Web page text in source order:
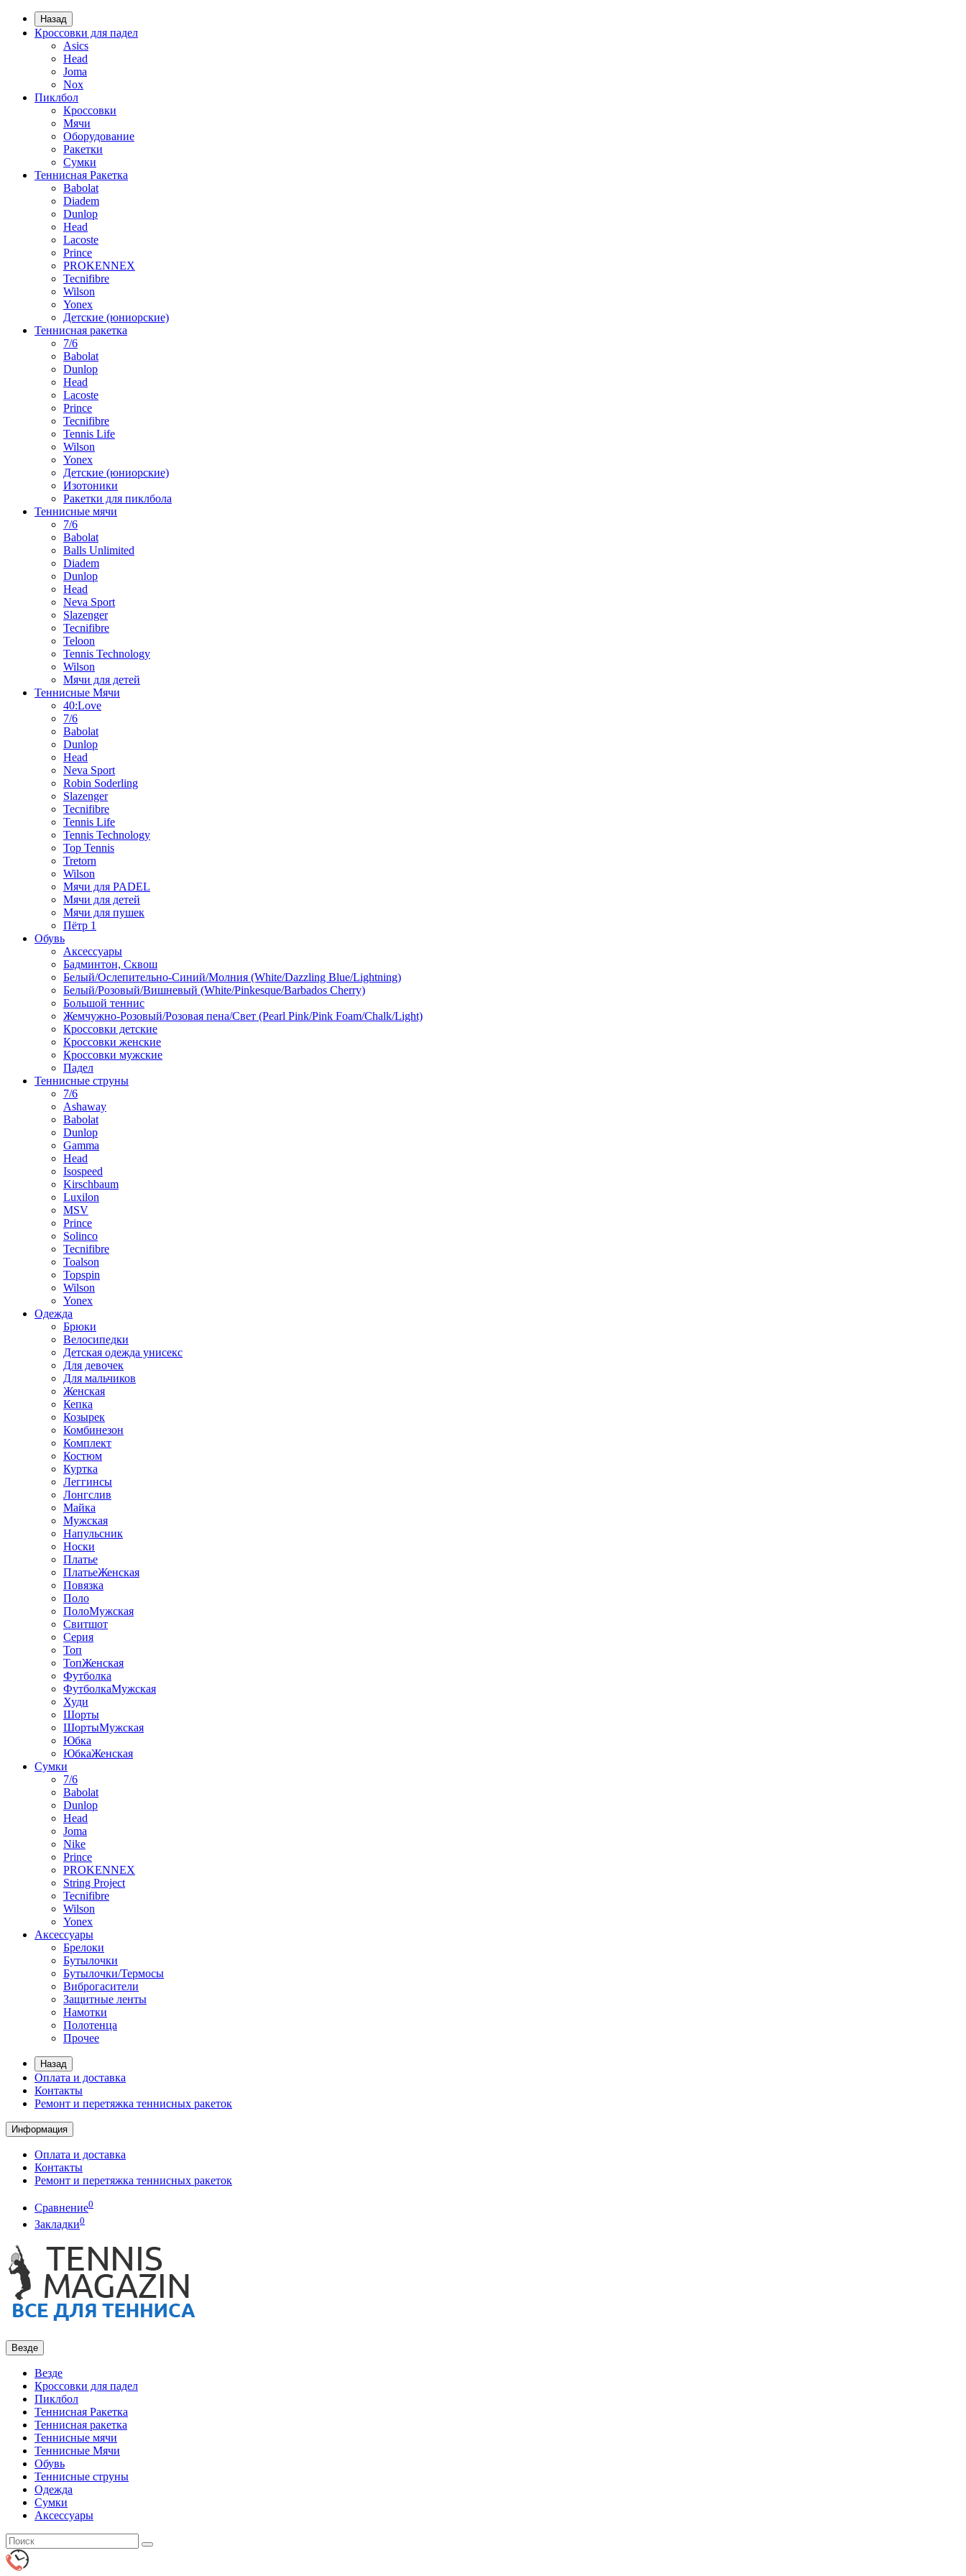
Назад
Кроссовки для падел
Asics
Head
Joma
Nox
Пиклбол
Кроссовки
Мячи
Оборудование
Ракетки
Сумки
Теннисная Ракетка
Babolat
Diadem
Dunlop
Head
Lacoste
Prince
PROKENNEX
Tecnifibre
Wilson
Yonex
Детские (юниорские)
Теннисная ракетка
7/6
Babolat
Dunlop
Head
Lacoste
Prince
Tecnifibre
Tennis Life
Wilson
Yonex
Детские (юниорские)
Изотоники
Ракетки для пиклбола
Теннисные мячи
7/6
Babolat
Balls Unlimited
Diadem
Dunlop
Head
Neva Sport
Slazenger
Tecnifibre
Teloon
Tennis Technology
Wilson
Мячи для детей
Теннисные Мячи
40:Love
7/6
Babolat
Dunlop
Head
Neva Sport
Robin Soderling
Slazenger
Tecnifibre
Tennis Life
Tennis Technology
Top Tennis
Tretorn
Wilson
Мячи для PADEL
Мячи для детей
Мячи для пушек
Пётр 1
Обувь
Аксессуары
Бадминтон, Сквош
Белый/Ослепительно-Синий/Молния (White/Dazzling Blue/Lightning)
Белый/Розовый/Вишневый (White/Pinkesque/Barbados Cherry)
Большой теннис
Жемчужно-Розовый/Розовая пена/Свет (Pearl Pink/Pink Foam/Chalk/Light)
Кроссовки детские
Кроссовки женские
Кроссовки мужские
Падел
Теннисные струны
7/6
Ashaway
Babolat
Dunlop
Gamma
Head
Isospeed
Kirschbaum
Luxilon
MSV
Prince
Solinco
Tecnifibre
Toalson
Topspin
Wilson
Yonex
Одежда
Брюки
Велосипедки
Детская одежда унисекс
Для девочек
Для мальчиков
Женская
Кепка
Козырек
Комбинезон
Комплект
Костюм
Куртка
Леггинсы
Лонгслив
Майка
Мужская
Напульсник
Носки
Платье
ПлатьеЖенская
Повязка
Поло
ПолоМужская
Свитшот
Серия
Топ
ТопЖенская
Футболка
ФутболкаМужская
Худи
Шорты
ШортыМужская
Юбка
ЮбкаЖенская
Сумки
7/6
Babolat
Dunlop
Head
Joma
Nike
Prince
PROKENNEX
String Project
Tecnifibre
Wilson
Yonex
Аксессуары
Брелоки
Бутылочки
Бутылочки/Термосы
Виброгасители
Защитные ленты
Намотки
Полотенца
Прочее
Назад
Оплата и доставка
Контакты
Ремонт и перетяжка теннисных ракеток
Информация
Оплата и доставка
Контакты
Ремонт и перетяжка теннисных ракеток
Сравнение0
Закладки0
Везде
Везде
Кроссовки для падел
Пиклбол
Теннисная Ракетка
Теннисная ракетка
Теннисные мячи
Теннисные Мячи
Обувь
Теннисные струны
Одежда
Сумки
Аксессуары